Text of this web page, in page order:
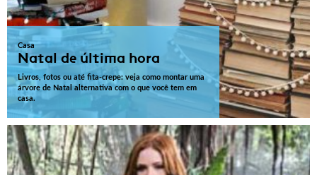
Casa
Natal de última hora
Livros, fotos ou até fita-crepe: veja como montar uma
árvore de Natal alternativa com o que você tem em
casa.